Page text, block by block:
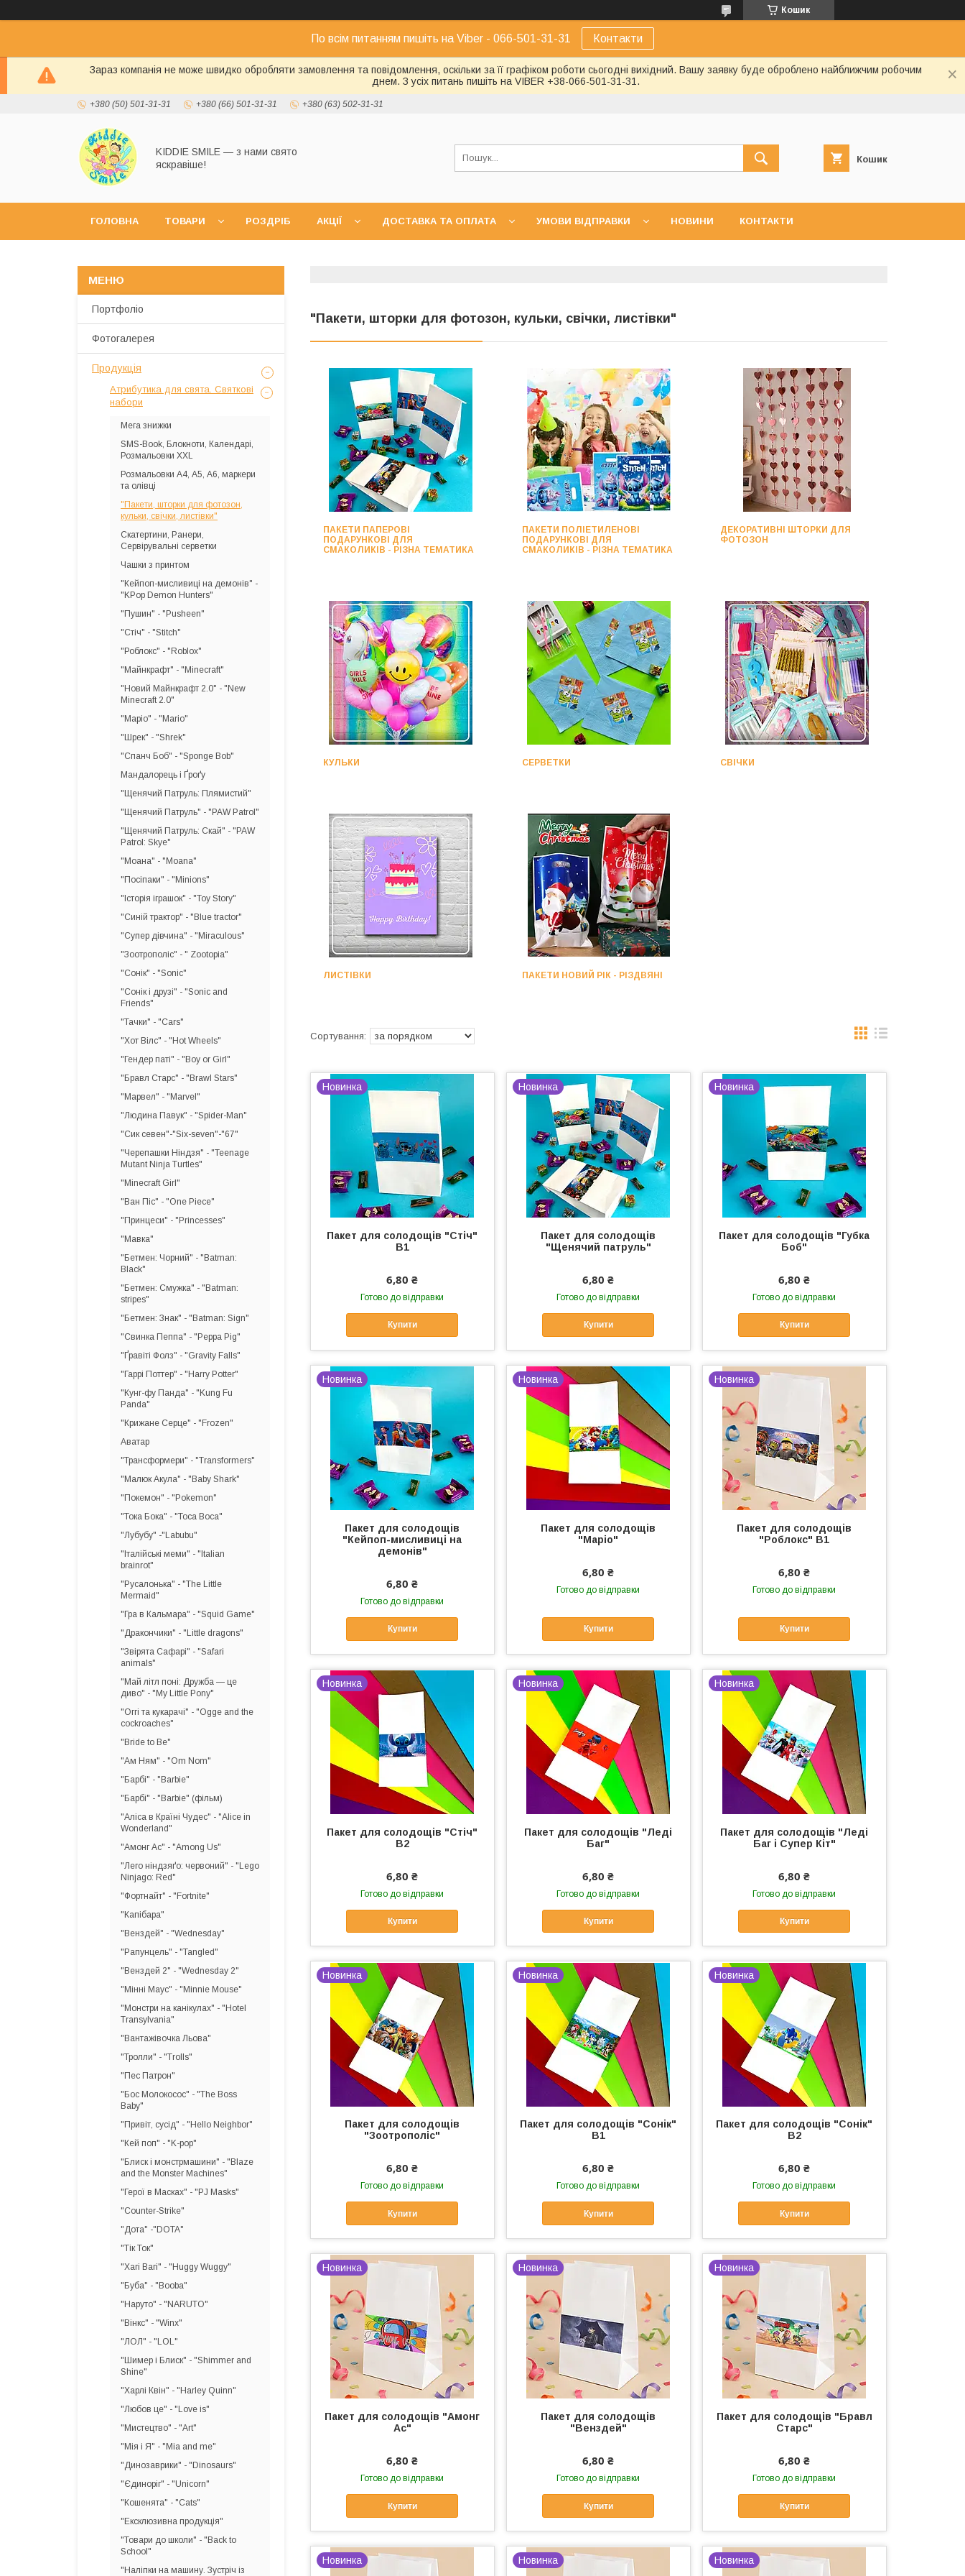
Кошик
По всім питанням пишіть на Viber - 066-501-31-31 Контакти
Зараз компанія не може швидко обробляти замовлення та повідомлення, оскільки за її графіком роботи сьогодні вихідний. Вашу заявку буде оброблено найближчим робочим
днем. З усіх питань пишіть на VIBER +38-066-501-31-31.
+380 (50) 501-31-31 +380 (66) 501-31-31 +380 (63) 502-31-31
KIDDIE SMILE — з нами свято
яскравіше!
Кошик
ГОЛОВНА ТОВАРИ РОЗДРІБ АКЦІЇ ДОСТАВКА ТА ОПЛАТА УМОВИ ВІДПРАВКИ НОВИНИ КОНТАКТИ
"Пакети, шторки для фотозон, кульки, свічки, листівки"
ПАКЕТИ ПАПЕРОВІ
ПОДАРУНКОВІ ДЛЯ
СМАКОЛИКІВ - РІЗНА ТЕМАТИКА
ПАКЕТИ ПОЛІЕТИЛЕНОВІ
ПОДАРУНКОВІ ДЛЯ
СМАКОЛИКІВ - РІЗНА ТЕМАТИКА
ДЕКОРАТИВНІ ШТОРКИ ДЛЯ
ФОТОЗОН
КУЛЬКИ СЕРВЕТКИ СВІЧКИ
ЛИСТІВКИ ПАКЕТИ НОВИЙ РІК - РІЗДВЯНІ
Новинка
Пакет для солодощів "Стіч"
В1
6,80 ₴
Готово до відправки
Купити
Новинка
Пакет для солодощів
"Щенячий патруль"
6,80 ₴
Готово до відправки
Купити
Новинка
Пакет для солодощів "Губка
Боб"
6,80 ₴
Готово до відправки
Купити
Новинка
Пакет для солодощів
"Кейпоп-мисливиці на
демонів"
6,80 ₴
Готово до відправки
Купити
Новинка
Пакет для солодощів
"Маріо"
6,80 ₴
Готово до відправки
Купити
Новинка
Пакет для солодощів
"Роблокс" В1
6,80 ₴
Готово до відправки
Купити
Новинка
Пакет для солодощів "Стіч"
В2
6,80 ₴
Готово до відправки
Купити
Новинка
Пакет для солодощів "Леді
Баг"
6,80 ₴
Готово до відправки
Купити
Новинка
Пакет для солодощів "Леді
Баг і Супер Кіт"
6,80 ₴
Готово до відправки
Купити
Новинка
Пакет для солодощів
"Зоотрополіс"
6,80 ₴
Готово до відправки
Купити
Новинка
Пакет для солодощів "Сонік"
В1
6,80 ₴
Готово до відправки
Купити
Новинка
Пакет для солодощів "Сонік"
В2
6,80 ₴
Готово до відправки
Купити
Новинка
Пакет для солодощів "Амонг
Ас"
6,80 ₴
Готово до відправки
Купити
Новинка
Пакет для солодощів
"Венздей"
6,80 ₴
Готово до відправки
Купити
Новинка
Пакет для солодощів "Бравл
Старс"
6,80 ₴
Готово до відправки
Купити
Новинка Новинка Новинка
Портфоліо
Фотогалерея
Продукція
Атрибутика для свята. Святкові
набори
Мега знижки
SMS-Book, Блокноти, Календарі,
Розмальовки XXL
Розмальовки А4, А5, А6, маркери
та олівці
"Пакети, шторки для фотозон,
кульки, свічки, листівки"
Скатертини, Ранери,
Сервірувальні серветки
Чашки з принтом
"Кейпоп-мисливиці на демонів" -
"KPop Demon Hunters"
"Пушин" - "Pusheen"
"Стіч" - "Stitch"
"Роблокс" - "Roblox"
"Майнкрафт" - "Minecraft"
"Новий Майнкрафт 2.0" - "New
Minecraft 2.0"
"Маріо" - "Mario"
"Шрек" - "Shrek"
"Спанч Боб" - "Sponge Bob"
Мандалорець і Ґроґу
"Щенячий Патруль: Плямистий"
"Щенячий Патруль" - "PAW Patrol"
"Щенячий Патруль: Скай" - "PAW
Patrol: Skye"
"Моана" - "Moana"
"Посіпаки" - "Minions"
"Історія іграшок" - "Toy Story"
"Синій трактор" - "Blue tractor"
"Супер дівчина" - "Miraculous"
"Зоотрополіс" - " Zootopia"
"Сонік" - "Sonic"
"Сонік і друзі" - "Sonic and
Friends"
"Тачки" - "Cars"
"Хот Вілс" - "Hot Wheels"
"Гендер паті" - "Boy or Girl"
"Бравл Старс" - "Brawl Stars"
"Марвел" - "Marvel"
"Людина Павук" - "Spider-Man"
"Сик севен"-"Six-seven"-"67"
"Черепашки Ніндзя" - "Teenage
Mutant Ninja Turtles"
"Minecraft Girl"
"Ван Піс" - "One Piece"
"Принцеси" - "Princesses"
"Мавка"
"Бетмен: Чорний" - "Batman:
Black"
"Бетмен: Смужка" - "Batman:
stripes"
"Бетмен: Знак" - "Batman: Sign"
"Свинка Пеппа" - "Peppa Pig"
"Ґравіті Фолз" - "Gravity Falls"
"Гаррі Поттер" - "Harry Potter"
"Кунг-фу Панда" - "Kung Fu
Panda"
"Крижане Серце" - "Frozen"
Аватар
"Трансформери" - "Transformers"
"Малюк Акула" - "Baby Shark"
"Покемон" - "Pokemon"
"Тока Бока" - "Toca Boca"
"Лубубу" -"Labubu"
"Італійські меми" - "Italian
brainrot"
"Русалонька" - "The Little
Mermaid"
"Гра в Кальмара" - "Squid Game"
"Дракончики" - "Little dragons"
"Звірята Сафарі" - "Safari
animals"
"Май літл поні: Дружба — це
диво" - "My Little Pony"
"Оггі та кукарачі" - "Ogge and the
cockroaches"
"Bride to Be"
"Ам Ням" - "Om Nom"
"Барбі" - "Barbie"
"Барбі" - "Barbie" (фільм)
"Аліса в Країні Чудес" - "Alice in
Wonderland"
"Амонг Ас" - "Among Us"
"Лего ніндзяґо: червоний" - "Lego
Ninjago: Red"
"Фортнайт" - "Fortnite"
"Капібара"
"Венздей" - "Wednesday"
"Рапунцель" - "Tangled"
"Венздей 2" - "Wednesday 2"
"Мінні Маус" - "Minnie Mouse"
"Монстри на канікулах" - "Hotel
Transylvania"
"Вантажівочка Льова"
"Тролли" - "Trolls"
"Пес Патрон"
"Бос Молокосос" - "The Boss
Baby"
"Привіт, сусід" - "Hello Neighbor"
"Кей поп" - "K-pop"
"Блиск і монстрмашини" - "Blaze
and the Monster Machines"
"Герої в Масках" - "PJ Masks"
"Counter-Strike"
"Дота" -"DOTA"
"Тік Ток"
"Хагі Вагі" - "Huggy Wuggy"
"Буба" - "Booba"
"Наруто" - "NARUTO"
"Вінкс" - "Winx"
"ЛОЛ" - "LOL"
"Шимер і Блиск" - "Shimmer and
Shine"
"Харлі Квін" - "Harley Quinn"
"Любов це" - "Love is"
"Мистецтво" - "Art"
"Мія і Я" - "Mia and me"
"Динозаврики" - "Dinosaurs"
"Єдиноріг" - "Unicorn"
"Кошенята" - "Cats"
"Ексклюзивна продукція"
"Товари до школи" - "Back to
School"
"Наліпки на машину. Зустріч із